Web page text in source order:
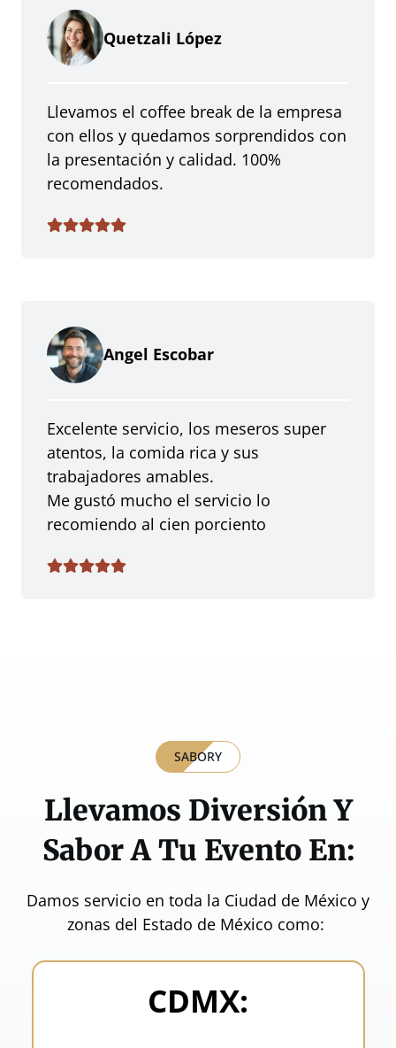
Quetzali López
Llevamos el coffee break de la empresa
con ellos y quedamos sorprendidos con
la presentación y calidad. 100%
recomendados.
Angel Escobar
Excelente servicio, los meseros super
atentos, la comida rica y sus
trabajadores amables.
Me gustó mucho el servicio lo
recomiendo al cien porciento
SABORY
Llevamos Diversión Y
Sabor A Tu Evento En:
Damos servicio en toda la Ciudad de México y
zonas del Estado de México como:
CDMX: